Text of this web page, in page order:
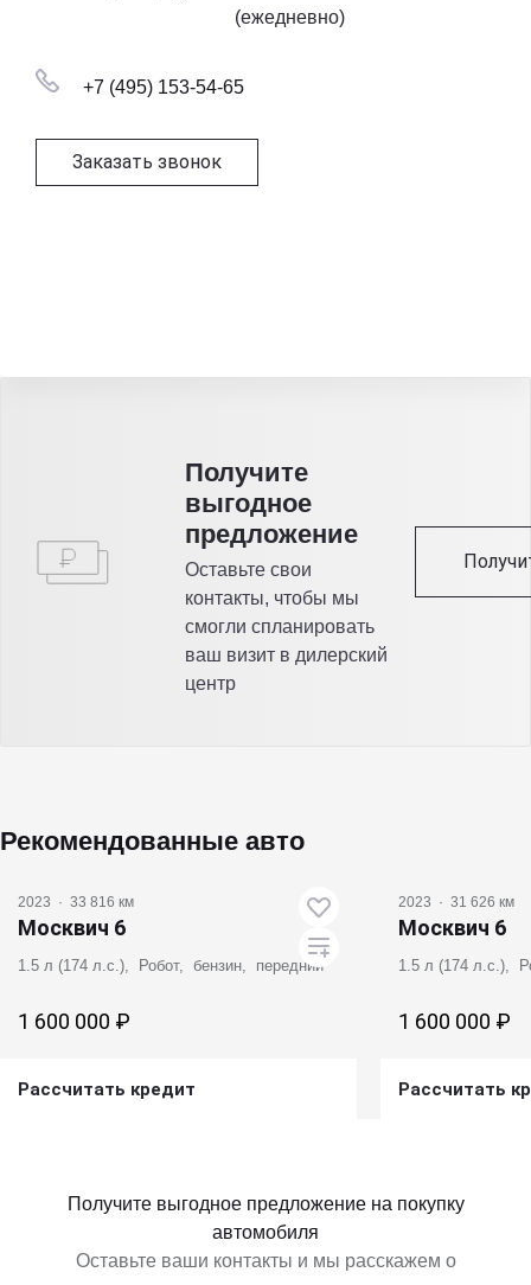
(ежедневно)
+7 (495) 153-54-65
Заказать звонок
Получитe
выгодное
предложение
Оставьте свои
контакты, чтобы мы
смогли спланировать
ваш визит в дилерский
центр
Рекомендованные авто
2023 · 33 816 км
Москвич 6
1.5 л (174 л.с.), Робот, бензин, передний
1 600 000 ₽
Рассчитать кредит
2023 · 31 626 км
Москвич 6
1.5 л (174 л.с.),
1 600 000 ₽
Рассчитать
Получите выгодное предложение на покупку
автомобиля
Оставьте ваши контакты и мы расскажем о